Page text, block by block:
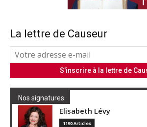
La lettre de Causeur
Nos signatures
Elisabeth Lévy
1190 Articles